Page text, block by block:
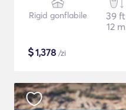
Rigid gonflabile
39 ft
12 m
$1,378 /zi